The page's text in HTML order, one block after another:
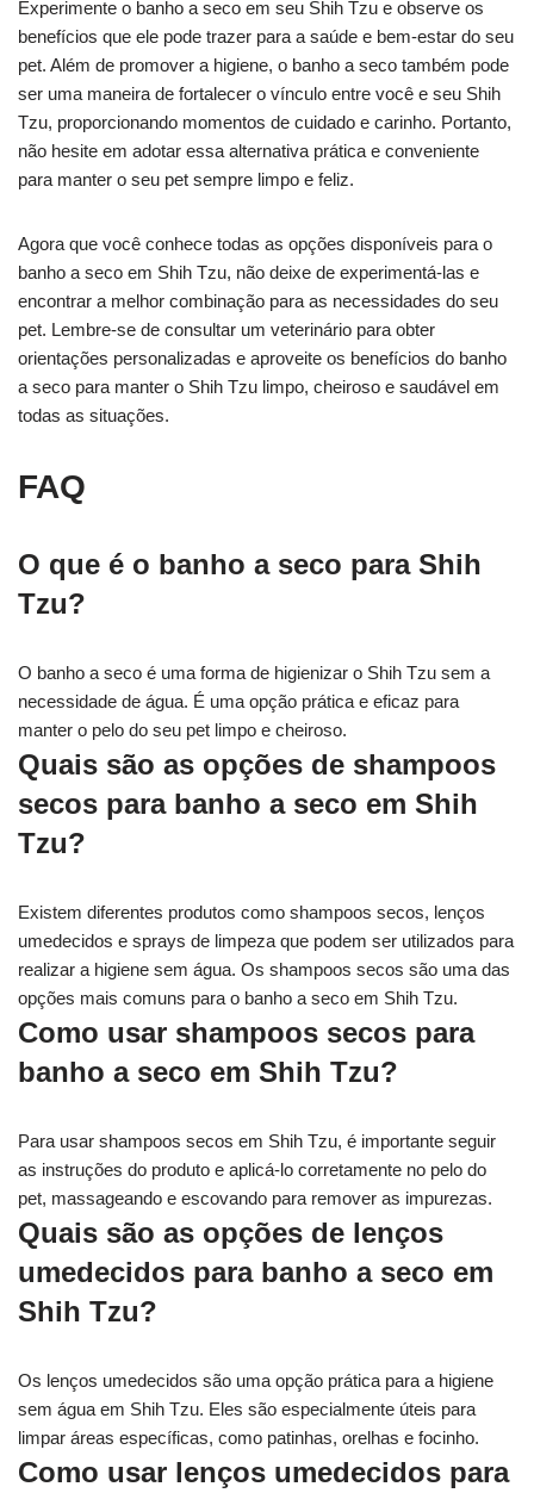
Experimente o banho a seco em seu Shih Tzu e observe os
benefícios que ele pode trazer para a saúde e bem-estar do seu
pet. Além de promover a higiene, o banho a seco também pode
ser uma maneira de fortalecer o vínculo entre você e seu Shih
Tzu, proporcionando momentos de cuidado e carinho. Portanto,
não hesite em adotar essa alternativa prática e conveniente
para manter o seu pet sempre limpo e feliz.
Agora que você conhece todas as opções disponíveis para o
banho a seco em Shih Tzu, não deixe de experimentá-las e
encontrar a melhor combinação para as necessidades do seu
pet. Lembre-se de consultar um veterinário para obter
orientações personalizadas e aproveite os benefícios do banho
a seco para manter o Shih Tzu limpo, cheiroso e saudável em
todas as situações.
FAQ
O que é o banho a seco para Shih
Tzu?
O banho a seco é uma forma de higienizar o Shih Tzu sem a
necessidade de água. É uma opção prática e eficaz para
manter o pelo do seu pet limpo e cheiroso.
Quais são as opções de shampoos
secos para banho a seco em Shih
Tzu?
Existem diferentes produtos como shampoos secos, lenços
umedecidos e sprays de limpeza que podem ser utilizados para
realizar a higiene sem água. Os shampoos secos são uma das
opções mais comuns para o banho a seco em Shih Tzu.
Como usar shampoos secos para
banho a seco em Shih Tzu?
Para usar shampoos secos em Shih Tzu, é importante seguir
as instruções do produto e aplicá-lo corretamente no pelo do
pet, massageando e escovando para remover as impurezas.
Quais são as opções de lenços
umedecidos para banho a seco em
Shih Tzu?
Os lenços umedecidos são uma opção prática para a higiene
sem água em Shih Tzu. Eles são especialmente úteis para
limpar áreas específicas, como patinhas, orelhas e focinho.
Como usar lenços umedecidos para